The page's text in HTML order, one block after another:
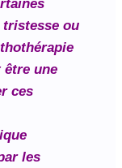
tristesse ou
une
ces
les